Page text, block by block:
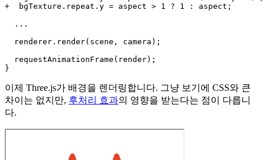
+  bgTexture.repeat.y = aspect > 1 ? 1 : aspect;
  ...
  renderer.render(scene, camera);
  requestAnimationFrame(render);
이제 Three.js가 배경을 렌더링합니다. 그냥 보기에 CSS와 큰
차이는 없지만, 후처리 효과의 영향을 받는다는 점이 다릅니
다.